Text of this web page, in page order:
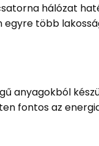
hálózat
több
anyagokból
fontos az